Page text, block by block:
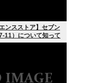
ンスストア】セブン
11）について知って